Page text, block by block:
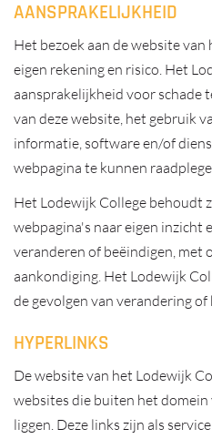
AANSPRAKELIJKHEID
Het bezoek aan de website
eigen rekening en risico. Het
aansprakelijkheid voor schade
van deze website, het gebruik
informatie, software en/of
webpagina te kunnen
Het Lodewijk College behoudt
webpagina's naar eigen inzicht
veranderen of beëindigen, met
aankondiging. Het Lodewijk
de gevolgen van verandering
HYPERLINKS
De website van het Lodewijk
websites die buiten het
liggen. Deze links zijn als